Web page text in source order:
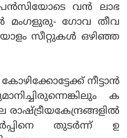
വന്‍ ലാഭ
മംഗളുരു- ഗോവ തീവ
സീറ്റുകള്‍ ഒഴിഞ്ഞ
നീട്ടാന്‍
ക
തുടര്‍ന്ന് ഉ